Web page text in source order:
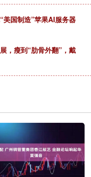
美国制造”苹果AI服务器
，瘦到“肋骨外翻”，戴